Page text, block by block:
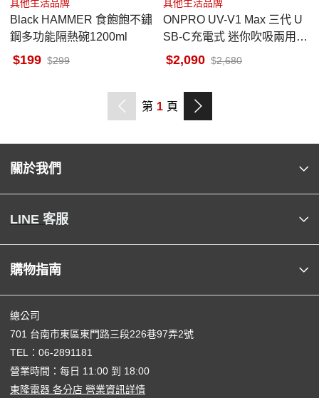
其他生活品牌
Black HAMMER 食飽飽不鏽
鋼多功能隔熱碗1200ml
199 299
其他生活品牌
ONPRO UV-V1 Max 三代 U
SB-C充電式 迷你吹吸兩用手
持無線吸塵器
2,090 2,680
第 1 頁
關於我們
LINE 客服
購物指南
總公司
701 台南市東區東門路三段226巷97弄2號
TEL： 06-2891181
營業時間：每日 11:00 到 18:00
東隆電器 各分店 營業資訊詳情